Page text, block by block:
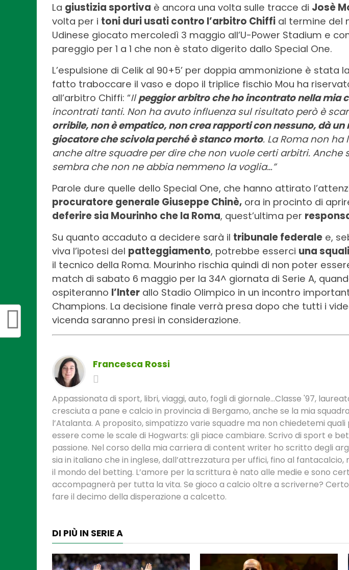
La giustizia sportiva è ancora una volta sulle tracce di Josè
volta per i toni duri usati contro l’arbitro Chiffi al termine del
Udinese giocato mercoledì 3 maggio all’U-Power Stadium e
pareggio per 1 a 1 che non è stato digerito dallo Special One.
L’espulsione di Celik al 90+5’ per doppia ammonizione è stata
fatto traboccare il vaso e dopo il triplice fischio Mou ha
all’arbitro Chiffi: “Ilpeggior arbitro che ho incontrato nella mia
incontrati tanti. Non ha avuto influenza sul risultato però è
orribile, non è empatico, non crea rapporti con nessuno, dà un
giocatore che scivola perché è stanco morto. La Roma non
anche altre squadre per dire che non vuole certi arbitri. Anche
sembra che non ne abbia nemmeno la voglia…”
Parole dure quelle dello Special One, che hanno attirato
procuratore generale Giuseppe Chinè, ora in procinto di
deferire sia Mourinho che la Roma, quest’ultima per
Su quanto accaduto a decidere sarà il tribunale federale e,
viva l’ipotesi del patteggiamento, potrebbe esserci una
il tecnico della Roma. Mourinho rischia quindi di non poter
match di sabato 6 maggio per la 34^ giornata di Serie A,
ospiteranno l’Inter allo Stadio Olimpico in un incontro
Champions. La decisione finale verrà presa dopo che tutti i
vicenda saranno presi in considerazione.
Francesca Rossi
Appassionata di sport, libri, viaggi, auto, fogli di giornale...Classe '97,
cresciuta a pane e calcio in provincia di Bergamo, anche se la mia
l’Atalanta. A proposito, simpatizzo varie squadre ma non chiedetemi
essere come le scale di Hogwarts: gli piace cambiare. Scrivo di sport e
passione. Nel corso della mia carriera di content writer ho scritto degli
sia in italiano che in inglese, dall’attrezzatura per uffici, fino al
il mondo del betting. L’amore per la scrittura è nato alle medie e sono
accompagnerà per tutta la vita. Se gioco a calcio oltre a scriverne?
fare il decimo della disperazione a calcetto.
DI PIÙ IN SERIE A